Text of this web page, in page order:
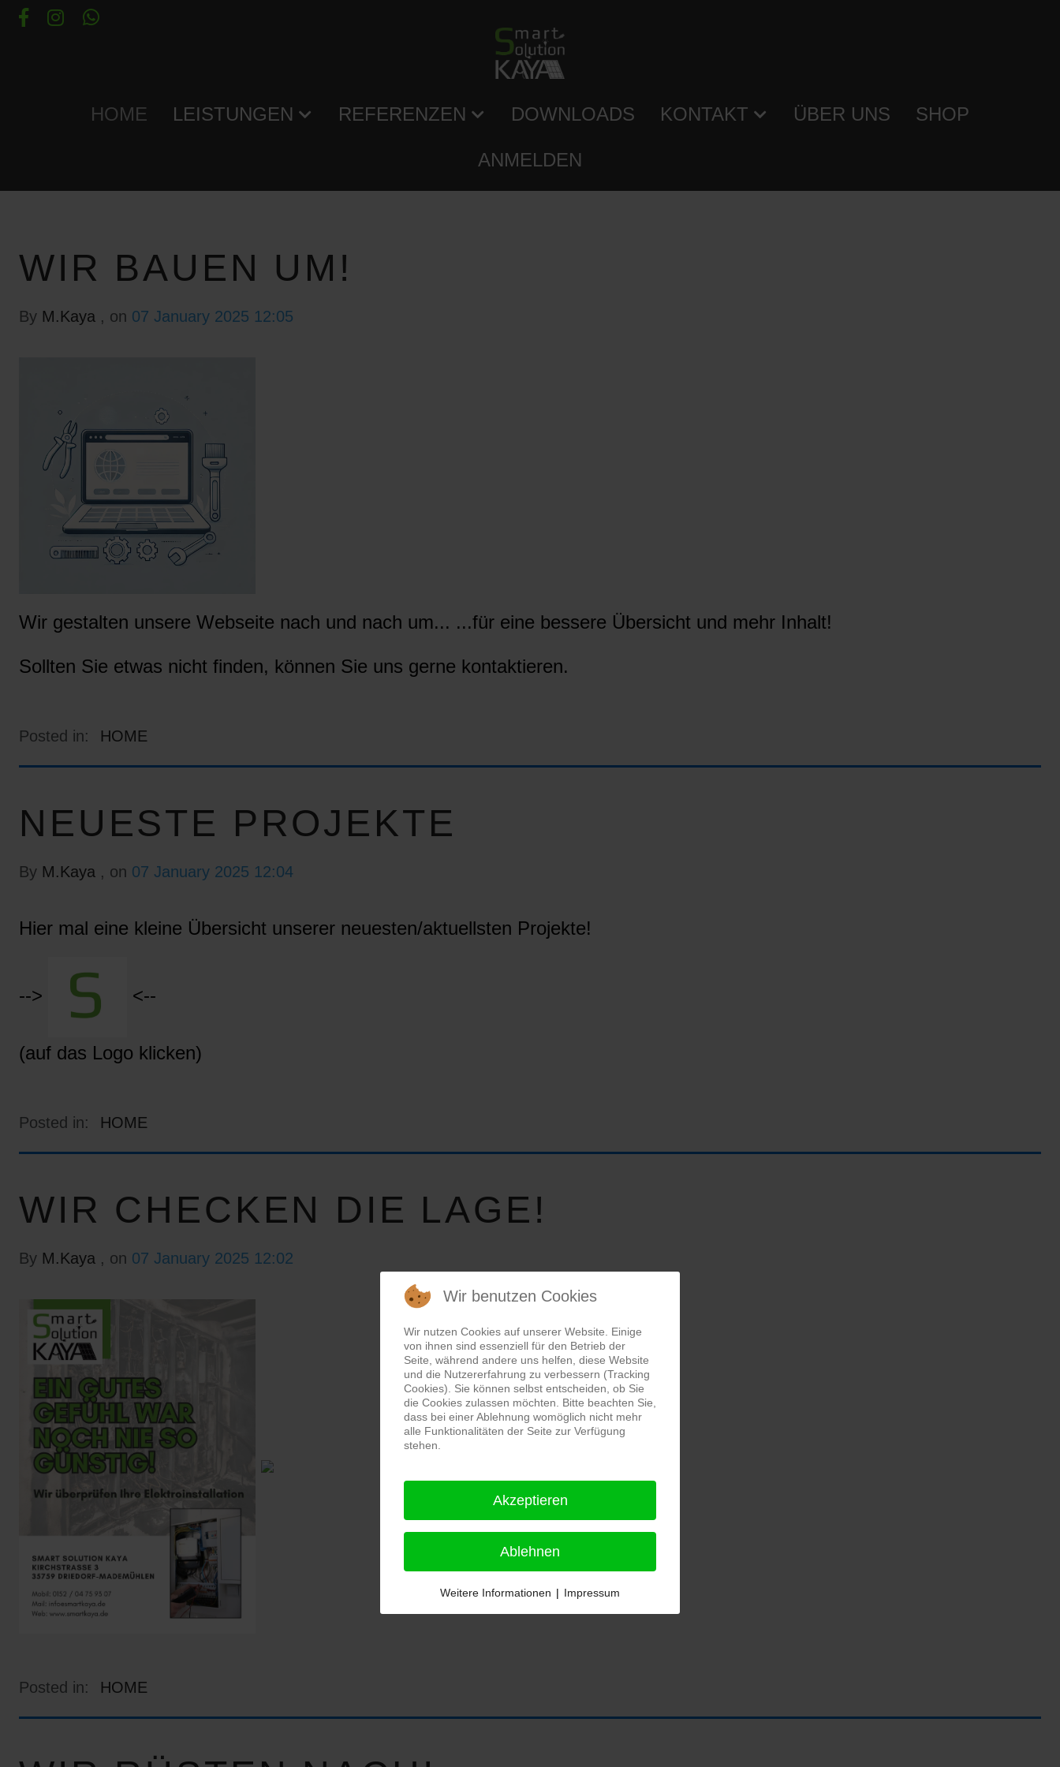
HOME LEISTUNGEN REFERENZEN DOWNLOADS KONTAKT ÜBER UNS SHOP
ANMELDEN
WIR BAUEN UM!
By M.Kaya , on 07 January 2025 12:05
Wir gestalten unsere Webseite nach und nach um... ...für eine bessere Übersicht und mehr Inhalt!
Sollten Sie etwas nicht finden, können Sie uns gerne kontaktieren.
Posted in: HOME
NEUESTE PROJEKTE
By M.Kaya , on 07 January 2025 12:04
Hier mal eine kleine Übersicht unserer neuesten/aktuellsten Projekte!
--> <--
(auf das Logo klicken)
Posted in: HOME
WIR CHECKEN DIE LAGE!
By M.Kaya , on 07 January 2025 12:02
Posted in: HOME
Wir benutzen Cookies
Wir nutzen Cookies auf unserer Website. Einige
von ihnen sind essenziell für den Betrieb der
Seite, während andere uns helfen, diese Website
und die Nutzererfahrung zu verbessern (Tracking
Cookies). Sie können selbst entscheiden, ob Sie
die Cookies zulassen möchten. Bitte beachten Sie,
dass bei einer Ablehnung womöglich nicht mehr
alle Funktionalitäten der Seite zur Verfügung
stehen.
Akzeptieren
Ablehnen
Weitere Informationen | Impressum